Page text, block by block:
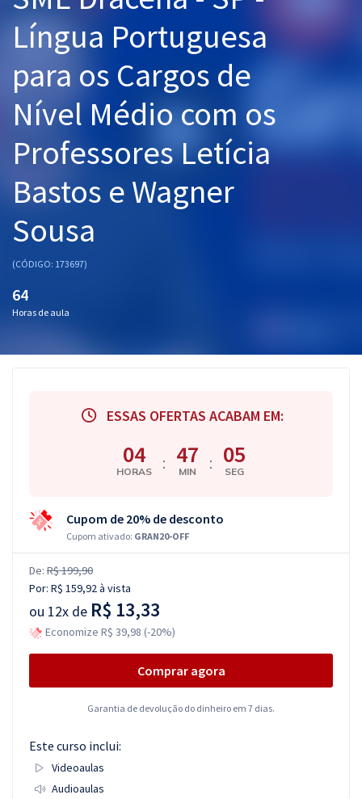
Graduação
OAB
Mentorias
Questões grátis
Conteúdo gratuito
Blog
Aprovados
Atendimento
Língua Portuguesa
para os Cargos de
Nível Médio com os
Professores Letícia
Bastos e Wagner
Sousa
(CÓDIGO: 173697)
64
Horas de aula
ESSAS OFERTAS ACABAM EM:
04
HORAS : 47
MIN : 04
SEG
Cupom de 20% de desconto
Cupom ativado: GRAN20-OFF
De: R$ 199,90
Por: R$ 159,92à vista
ou 12x de R$ 13,33
Economize R$ 39,98 (-20%)
Comprar agora
Garantia de devolução do dinheiro em 7 dias.
Este curso inclui:
Videoaulas
Audioaulas